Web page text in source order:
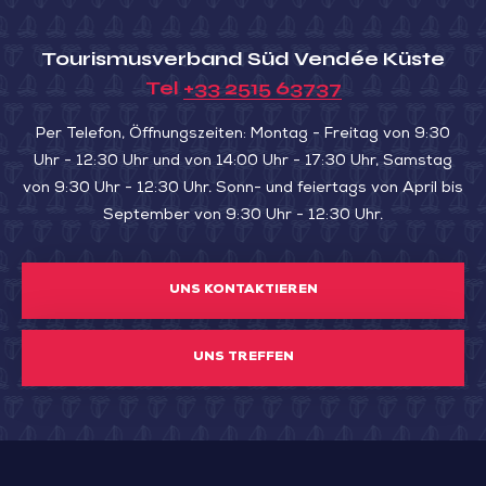
Tourismusverband Süd Vendée Küste
Tel +33 2515 63737
Per Telefon, Öffnungszeiten: Montag - Freitag von 9:30
Uhr - 12:30 Uhr und von 14:00 Uhr - 17:30 Uhr, Samstag
von 9:30 Uhr - 12:30 Uhr. Sonn- und feiertags von April bis
September von 9:30 Uhr - 12:30 Uhr.
UNS KONTAKTIEREN
UNS TREFFEN